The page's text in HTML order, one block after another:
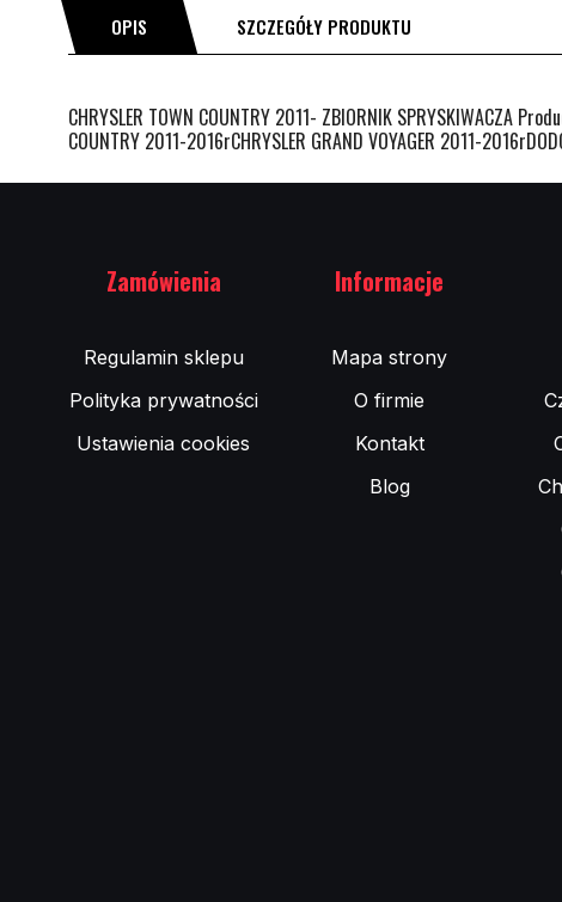
OPIS SZCZEGÓŁY PRODUKTU
CHRYSLER TOWN COUNTRY 2011- ZBIORNIK SPRYSKIWACZA
COUNTRY 2011-2016rCHRYSLER GRAND VOYAGER 2011-
Zamówienia
Regulamin sklepu
Polityka prywatności
Ustawienia cookies
Informacje
Mapa strony
O firmie
Kontakt
Blog